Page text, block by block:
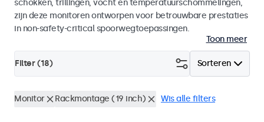
schokken, trillingen, vocht en temperatuurschommelingen,
zijn deze monitoren ontworpen voor betrouwbare prestaties
in non-safety-critical spoorwegtoepassingen.
Toon meer
Sorteren
Filter (18)
Monitor Rackmontage (19 inch) Wis alle filters